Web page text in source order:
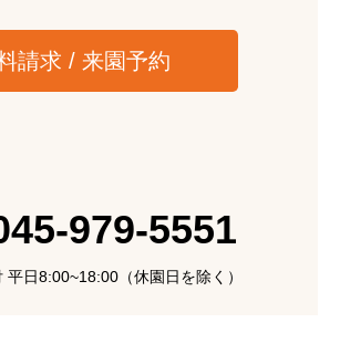
請求 / 来園予約
979-5551
平日8:00~18:00（休園日を除く）